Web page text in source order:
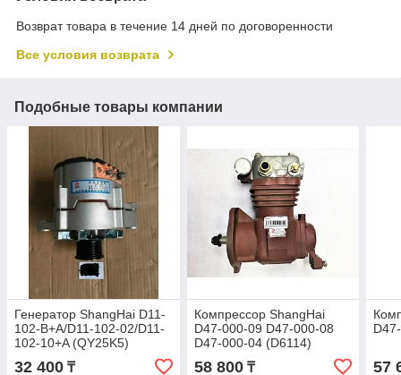
Возврат товара в течение 14 дней по договоренности
Все условия возврата
Подобные товары компании
Генератор ShangHai D11-
102-B+A/D11-102-02/D11-
102-10+A (QY25K5)
32 400 ₸
Компрессор ShangHai
D47-000-09 D47-000-08
D47-000-04 (D6114)
58 800₸ 57